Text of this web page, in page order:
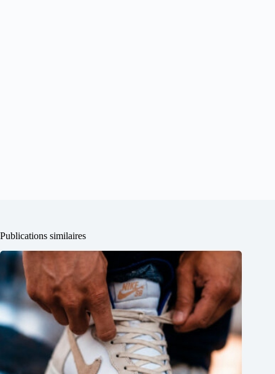
Publications similaires